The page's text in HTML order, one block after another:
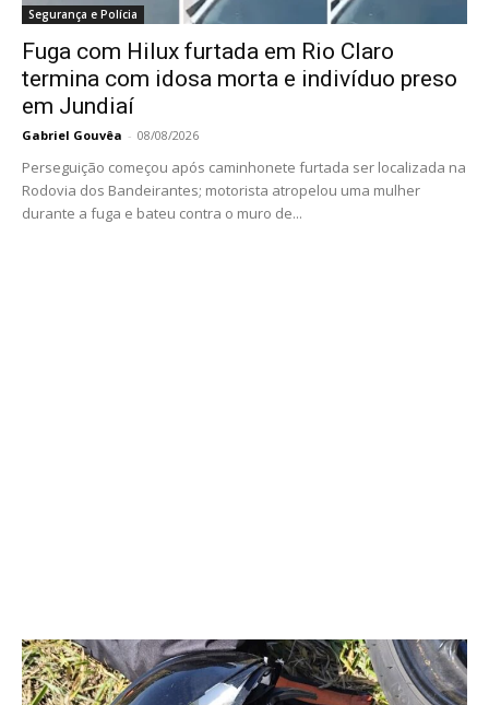
Segurança e Polícia
Fuga com Hilux furtada em Rio Claro
termina com idosa morta e indivíduo preso
em Jundiaí
Gabriel Gouvêa - 08/08/2026
Perseguição começou após caminhonete furtada ser localizada na
Rodovia dos Bandeirantes; motorista atropelou uma mulher
durante a fuga e bateu contra o muro de...